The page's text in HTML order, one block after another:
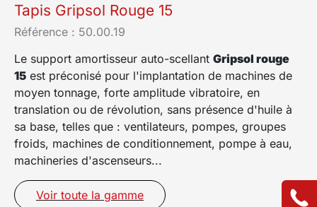
Tapis Gripsol Rouge 15
Référence : 50.00.19
Le support amortisseur auto-scellant Gripsol rouge
15 est préconisé pour l'implantation de machines de
moyen tonnage, forte amplitude vibratoire, en
translation ou de révolution, sans présence d'huile à
sa base, telles que : ventilateurs, pompes, groupes
froids, machines de conditionnement, pompe à eau,
machineries d'ascenseurs...
Voir toute la gamme